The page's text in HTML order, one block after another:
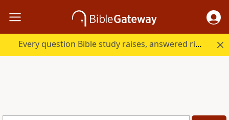
Every question Bible study raises, answered right here.